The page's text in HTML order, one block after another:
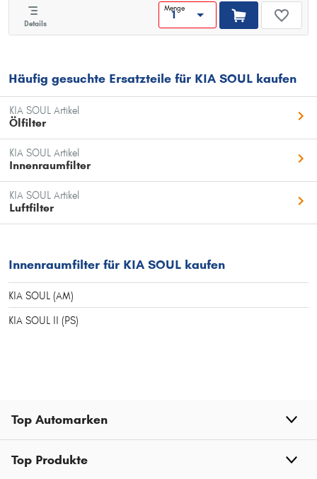
Details
Menge
Häufig gesuchte Ersatzteile für KIA SOUL kaufen
KIA SOUL Artikel
Ölfilter
KIA SOUL Artikel
Innenraumfilter
KIA SOUL Artikel
Luftfilter
Innenraumfilter für KIA SOUL kaufen
KIA SOUL (AM)
KIA SOUL II (PS)
Top Automarken
Top Produkte